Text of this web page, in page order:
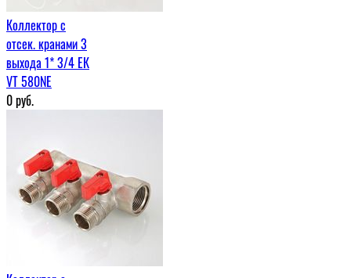
Коллектор с
отсек. кранами 3
выхода 1* 3/4 ЕК
VT 580NE
0руб.